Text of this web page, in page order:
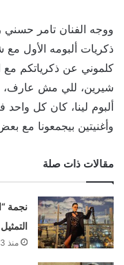
ووجه الفنان تامر حسني
كلموني عن ذكرياتكم مع
شيرين، للي مش عارف،
وأغنيتين بيجمعونا مع
مقالات ذات صلة
نجمة
التمثيل
منذ 3 أيام